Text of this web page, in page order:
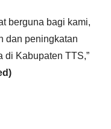
berguna bagi kami,
dan peningkatan
di Kabupaten TTS,”